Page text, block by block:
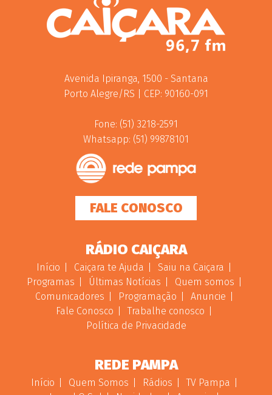
Avenida Ipiranga, 1500 - Santana
Porto Alegre/RS | CEP: 90160-091
Fone: (51) 3218-2591
Whatsapp: (51) 99878101
FALE CONOSCO
RÁDIO CAIÇARA
Início Caiçara te Ajuda
Saiu na Caiçara
Programas
Últimas Notícias
Quem somos
Comunicadores
Programação
Anuncie
Fale Conosco
Trabalhe conosco
Política de Privacidade
REDE PAMPA
Início Quem Somos Rádios
TV Pampa